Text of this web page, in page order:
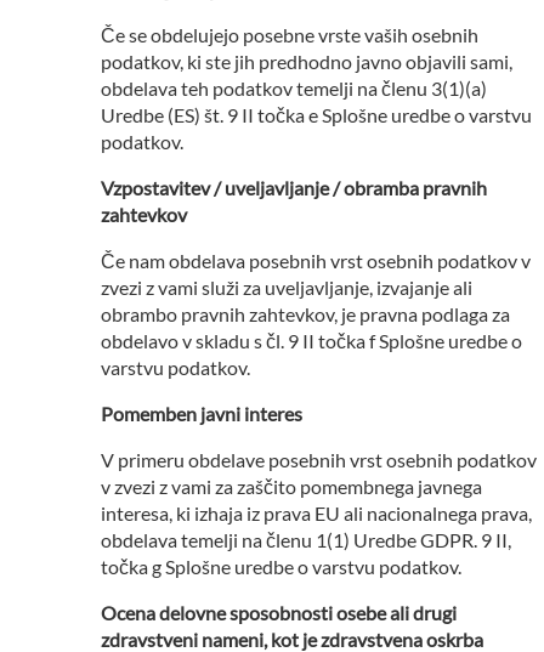
Če se obdelujejo posebne vrste vaših osebnih
podatkov, ki ste jih predhodno javno objavili sami,
obdelava teh podatkov temelji na členu 3(1)(a)
Uredbe (ES) št. 9 II točka e Splošne uredbe o varstvu
podatkov.
Vzpostavitev / uveljavljanje / obramba pravnih
zahtevkov
Če nam obdelava posebnih vrst osebnih podatkov v
zvezi z vami služi za uveljavljanje, izvajanje ali
obrambo pravnih zahtevkov, je pravna podlaga za
obdelavo v skladu s čl. 9 II točka f Splošne uredbe o
varstvu podatkov.
Pomemben javni interes
V primeru obdelave posebnih vrst osebnih podatkov
v zvezi z vami za zaščito pomembnega javnega
interesa, ki izhaja iz prava EU ali nacionalnega prava,
obdelava temelji na členu 1(1) Uredbe GDPR. 9 II,
točka g Splošne uredbe o varstvu podatkov.
Ocena delovne sposobnosti osebe ali drugi
zdravstveni nameni, kot je zdravstvena oskrba